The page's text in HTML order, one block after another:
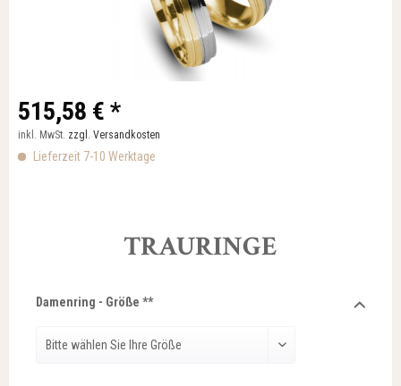
515,58 € *
inkl. MwSt. zzgl. Versandkosten
Lieferzeit 7-10 Werktage
TRAURINGE
Damenring - Größe **